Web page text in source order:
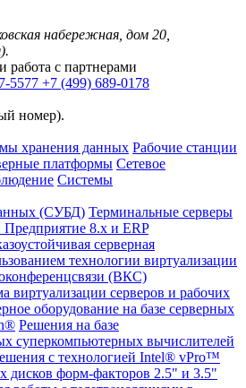
набережная, дом 20,
работа с партнерами
5577 +7 (499) 689-0178
номер).
хранения данных Рабочие станции
платформы Сетевое
Системы
(СУБД) Терминальные серверы
8.x и ERP
серверная
технологии виртуализации
(ВКС)
виртуализации серверов и рабочих
оборудование на базе серверных
Решения на базе
суперкомпьютерных вычислителей
с технологией Intel® vPro™
дисков форм-факторов 2.5" и 3.5"